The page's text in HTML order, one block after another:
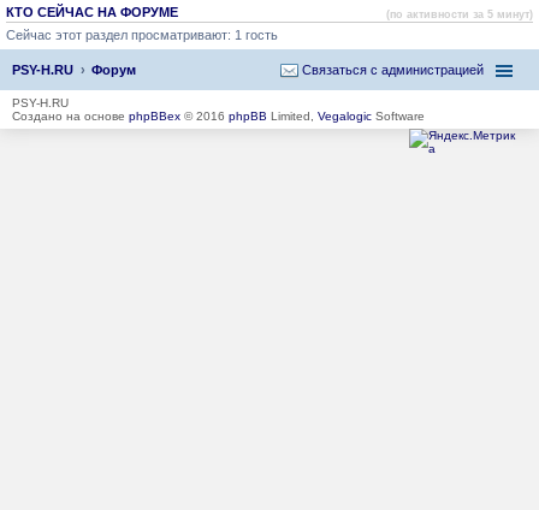
КТО СЕЙЧАС НА ФОРУМЕ (по активности за 5 минут)
Сейчас этот раздел просматривают: 1 гость
PSY-H.RU Форум Связаться с администрацией
PSY-H.RU
Создано на основе phpBBex © 2016 phpBB Limited, Vegalogic Software